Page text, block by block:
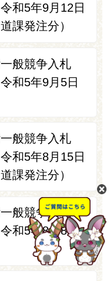
和5年9月12日
課発注分）
般競争入札
和5年9月5日
般競争入札
和5年8月15日
課発注分）
般競争入札
和5年8月8日